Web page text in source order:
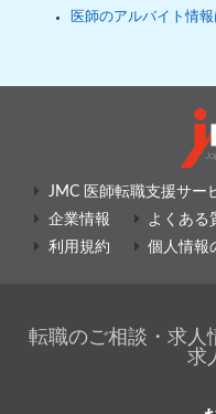
医師のアルバイト情
JMC 医師転職支援サー
企業情報
よくある
利用規約
個人情報
転職のご相談・求人
求